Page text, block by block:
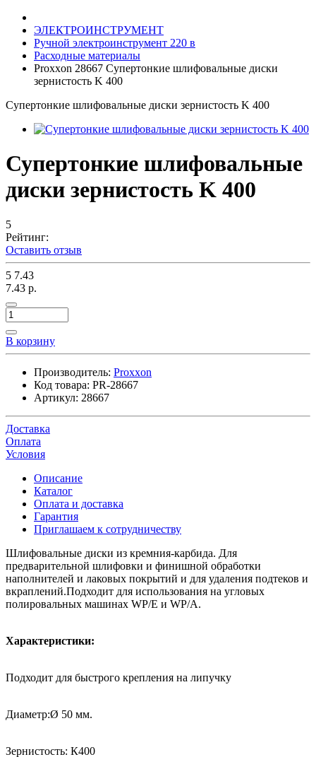
ЭЛЕКТРОИНСТРУМЕНТ
Ручной электроинструмент 220 в
Расходные материалы
Proxxon 28667 Супертонкие шлифовальные диски
зернистость K 400
Супертонкие шлифовальные диски зернистость K 400
Супертонкие шлифовальные
диски зернистость K 400
5
Рейтинг:
Оставить отзыв
5 7.43
7.43 р.
В корзину
Производитель: Proxxon
Код товара: PR-28667
Артикул: 28667
Доставка
Оплата
Условия
Описание
Каталог
Оплата и доставка
Гарантия
Приглашаем к сотрудничеству
Шлифовальные диски из кремния-карбида. Для
предварительной шлифовки и финишной обработки
наполнителей и лаковых покрытий и для удаления подтеков и
вкраплений.Подходит для использования на угловых
полировальных машинах WP/E и WP/A.
Характеристики:
Подходит для быстрого крепления на липучку
Диаметр:Ø 50 мм.
Зернистость: К400